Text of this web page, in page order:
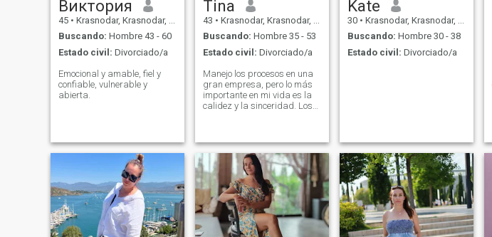
Виктория
45 • Krasnodar, Krasnodar, Rusia
Buscando: Hombre 43 - 60
Estado civil: Divorciado/a
Emocional y amable, fiel y
confiable, vulnerable y
abierta.
Tina
43 • Krasnodar, Krasnodar, Rusia
Buscando: Hombre 35 - 53
Estado civil: Divorciado/a
Manejo los procesos en una
gran empresa, pero lo más
importante en mi vida es la
calidez y la sinceridad. Los
libertad. La música eleva el
estado de ánimo, el gimnasio
da energía, y el estudio de
una lengua extranjera es mi
pequeño desafío a mí mismo
Kate
30 • Krasnodar, Krasnodar, Rusia
Buscando: Hombre 30 - 38
Estado civil: Divorciado/a